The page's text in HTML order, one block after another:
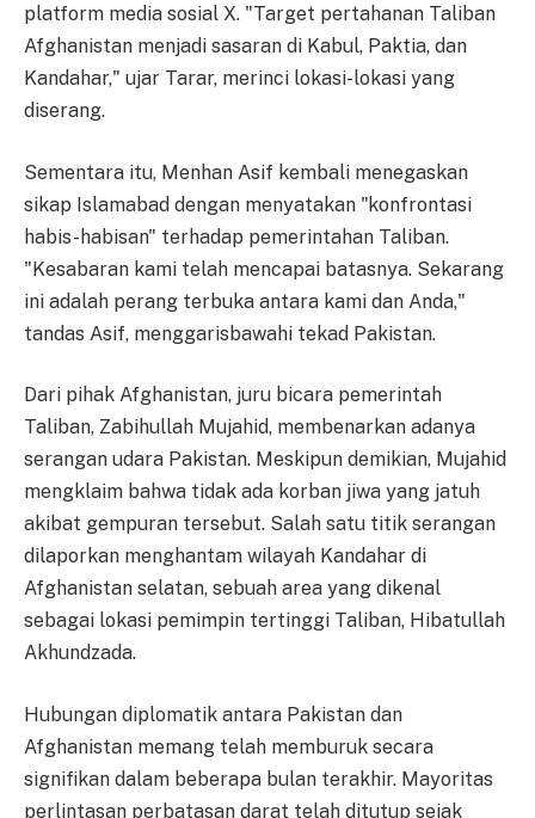
platform media sosial X. "Target pertahanan Taliban
Afghanistan menjadi sasaran di Kabul, Paktia, dan
Kandahar," ujar Tarar, merinci lokasi-lokasi yang
diserang.
Sementara itu, Menhan Asif kembali menegaskan
sikap Islamabad dengan menyatakan "konfrontasi
habis-habisan" terhadap pemerintahan Taliban.
"Kesabaran kami telah mencapai batasnya. Sekarang
ini adalah perang terbuka antara kami dan Anda,"
tandas Asif, menggarisbawahi tekad Pakistan.
Dari pihak Afghanistan, juru bicara pemerintah
Taliban, Zabihullah Mujahid, membenarkan adanya
serangan udara Pakistan. Meskipun demikian, Mujahid
mengklaim bahwa tidak ada korban jiwa yang jatuh
akibat gempuran tersebut. Salah satu titik serangan
dilaporkan menghantam wilayah Kandahar di
Afghanistan selatan, sebuah area yang dikenal
sebagai lokasi pemimpin tertinggi Taliban, Hibatullah
Akhundzada.
Hubungan diplomatik antara Pakistan dan
Afghanistan memang telah memburuk secara
signifikan dalam beberapa bulan terakhir. Mayoritas
perlintasan perbatasan darat telah ditutup sejak